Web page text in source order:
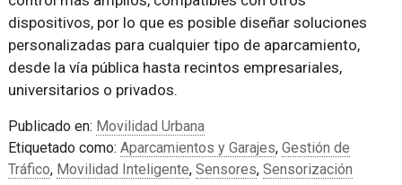
dispositivos, por lo que es posible diseñar soluciones
personalizadas para cualquier tipo de aparcamiento,
desde la vía pública hasta recintos empresariales,
universitarios o privados.
Publicado en: Movilidad Urbana
Etiquetado como: Aparcamientos y Garajes, Gestión de
Tráfico, Movilidad Inteligente, Sensores, Sensorización